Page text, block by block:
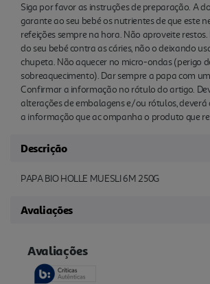
Siga por favor as instruções de preparação. A
garante ao seu bebé os nutrientes de que este
refeições sempre na hora. Não aproveite
do seu bebé contra as cáries, não o deixando
chupeta. Não aquecer no micro-ondas (perigo
sobreaquecimento). Dar sempre a papa com
Confirmar a informação no rótulo do artigo.
alterações de embalagens e/ou rótulos, deverá
a informação que ac ompanha o produto que
Descrição
PAPA BIO HOLLE MUESLI 6M 250G
Avaliações